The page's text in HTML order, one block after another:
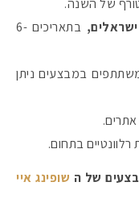
אומרים שאם
של השנה.
בתאריכים 6-
במבצעים ניתן
בתחום.
של ה שופינג איי